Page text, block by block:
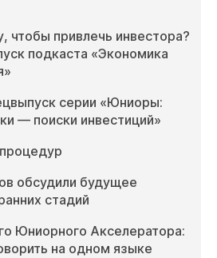
чтобы привлечь инвестора?
подкаста «Экономика
серии «Юниоры:
— поиски инвестиций»
обсудили будущее
стадий
Юниорного Акселератора:
на одном языке